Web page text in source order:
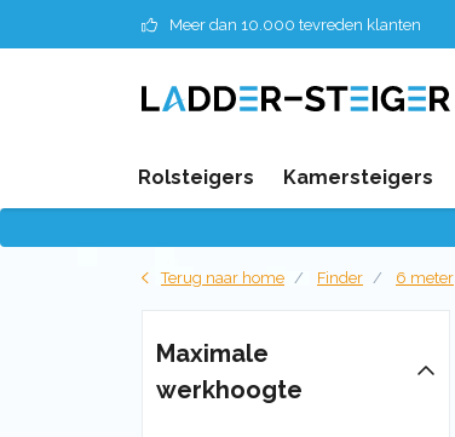
Meer dan 10.000 tevreden klanten
Rolsteigers Kamersteigers
Terug naar home Finder 6 meter
Maximale
werkhoogte